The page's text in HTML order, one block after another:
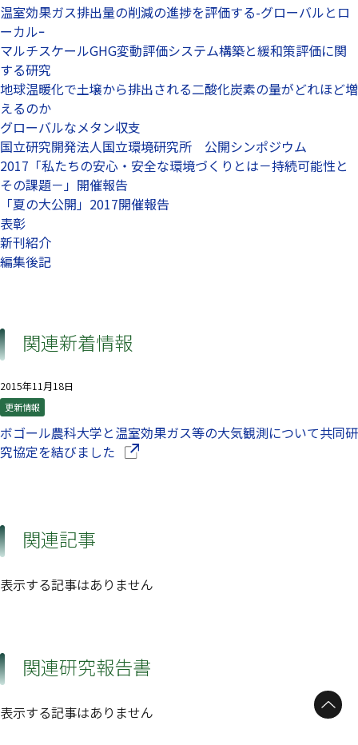
温室効果ガス排出量の削減の進捗を評価する-グローバルとロ
ーカルｰ
マルチスケールGHG変動評価システム構築と緩和策評価に関
する研究
地球温暖化で土壌から排出される二酸化炭素の量がどれほど増
えるのか
グローバルなメタン収支
国立研究開発法人国立環境研究所 公開シンポジウム
2017「私たちの安心・安全な環境づくりとは－持続可能性と
その課題－」開催報告
「夏の大公開」2017開催報告
表彰
新刊紹介
編集後記
関連新着情報
2015年11月18日
更新情報
ボゴール農科大学と温室効果ガス等の大気観測について共同研
究協定を結びました （別ウインドウで開きます）
関連記事
表示する記事はありません
関連研究報告書
表示する記事はありません